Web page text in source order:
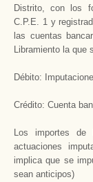
Distrito, con los
C.P.E. 1 y
las cuentas
Libramiento la que
Débito:
Crédito: Cuenta
Los importes de
actuaciones
implica que se
sean anticipos)